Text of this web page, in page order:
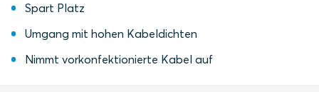
Spart Platz
Umgang mit hohen Kabeldichten
Nimmt vorkonfektionierte Kabel auf